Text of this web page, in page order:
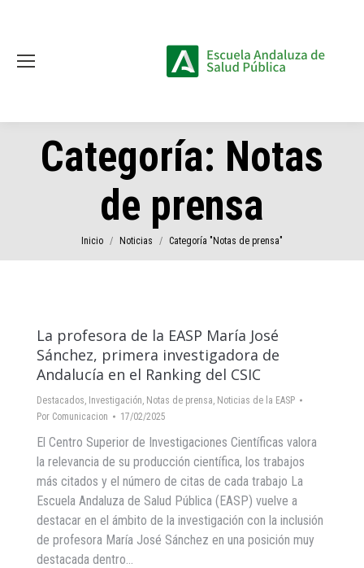
Categoría: Notas
de prensa
Estás aquí:
Inicio Noticias Categoría "Notas de prensa"
La profesora de la EASP María José
Sánchez, primera investigadora de
Andalucía en el Ranking del CSIC
Destacados, Investigación, Notas de prensa, Noticias de la EASP
Por Comunicacion 17/02/2025
El Centro Superior de Investigaciones Científicas valora
la relevancia de su producción científica, los trabajos
más citados y el número de citas de cada trabajo La
Escuela Andaluza de Salud Pública (EASP) vuelve a
destacar en el ámbito de la investigación con la inclusión
de profesora María José Sánchez en una posición muy
destacada dentro…